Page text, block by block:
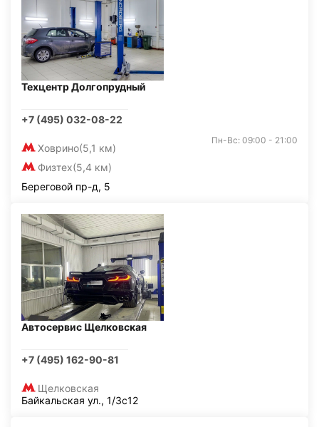
Техцентр Долгопрудный
+7 (495) 032-08-22
Ховрино(5,1 км)
Физтех(5,4 км)
Пн-Вс: 09:00 - 21:00
Береговой пр-д, 5
Автосервис Щелковская
+7 (495) 162-90-81
Щелковская
Байкальская ул., 1/3с12